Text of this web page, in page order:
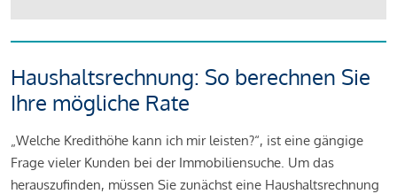
Haushaltsrechnung: So berechnen Sie
Ihre mögliche Rate
„Welche Kredithöhe kann ich mir leisten?“, ist eine gängige
Frage vieler Kunden bei der Immobiliensuche. Um das
herauszufinden, müssen Sie zunächst eine Haushaltsrechnung